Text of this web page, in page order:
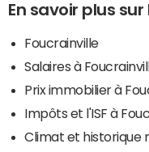
En savoir plus
Foucrainville
Salaires à
Prix immobilier à
Impôts et l'ISF à
Climat et historique